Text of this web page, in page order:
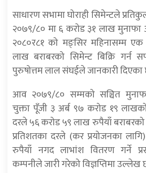
साधारण सभामा घोराही सिमेन्टले
२०७९/८० मा ६ करोड ३१ लाख
२०८०र८१ को मङ्सिर महिनासम्म
लाख बराबरको सिमेन्ट बिक्रि गर्न
पुरुषोत्तम लाल संघईले जानकारी दिएका
आव २०७९/८० सम्मको सञ्चित
चुक्ता पूँजी ३ अर्ब ९७ करोड १९
दरले ५६ करोड ५९ लाख रुपैयाँ
प्रतिशतका दरले (कर प्रयोजनका
रुपैयाँ नगद लाभांश वितरण गर्ने
कम्पनीले जारी गरेको विज्ञप्तिमा उल्लेख